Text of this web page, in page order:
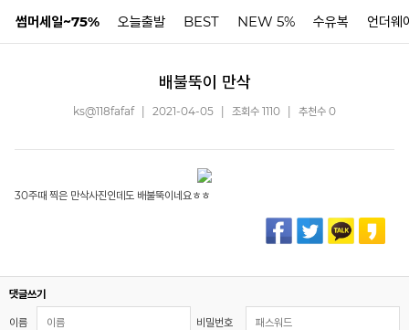
썸머세일~75% 오늘출발 BEST NEW 5% 수유복 언더웨
배불뚝이 만삭
ks@118fafaf 2021-04-05 조회수 1110 추천수 0
30주때 찍은 만삭사진인데도 배불뚝이네요ㅎㅎ
댓글쓰기
이름 비밀번호